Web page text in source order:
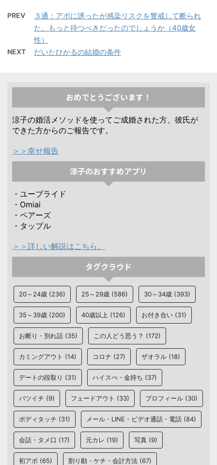
PREV
３通：アポに誘ったが感染リスクを警戒して断られ
た。もっと待つべきだったのでしょうか（40歳女
性）
NEXT だいたひかるの結婚の条件
おめでとうございます！
涼子の婚活メソッドを使ってご成婚された方、彼氏が
できた方からのご報告です。
＞＞幸せ報告
涼子のおすすめアプリ
・ユーブライド
・Omiai
・ペアーズ
・タップル
＞＞詳しい解説はこちら。
タグクラウド
20～24歳 (236) 25～29歳 (586) 30～34歳 (393)
35～39歳 (200) 40歳以上 (126) お付き合い (31)
お断り・別れ話 (35) この人どう思う？ (172)
カミングアウト (14) コロナ (27) ザオラル (18)
デートの段取り (31) ハイスぺ・金持ち (37)
バツイチ (9) フェードアウト (33) プロフィール (30)
ボディタッチ (31) メール・LINE・ビデオ通話・電話 (84)
会話・タメ口 (17) 元カレ (19) 写真 (9)
初アポ (65) 割り勘・ケチ・会計方法 (67)